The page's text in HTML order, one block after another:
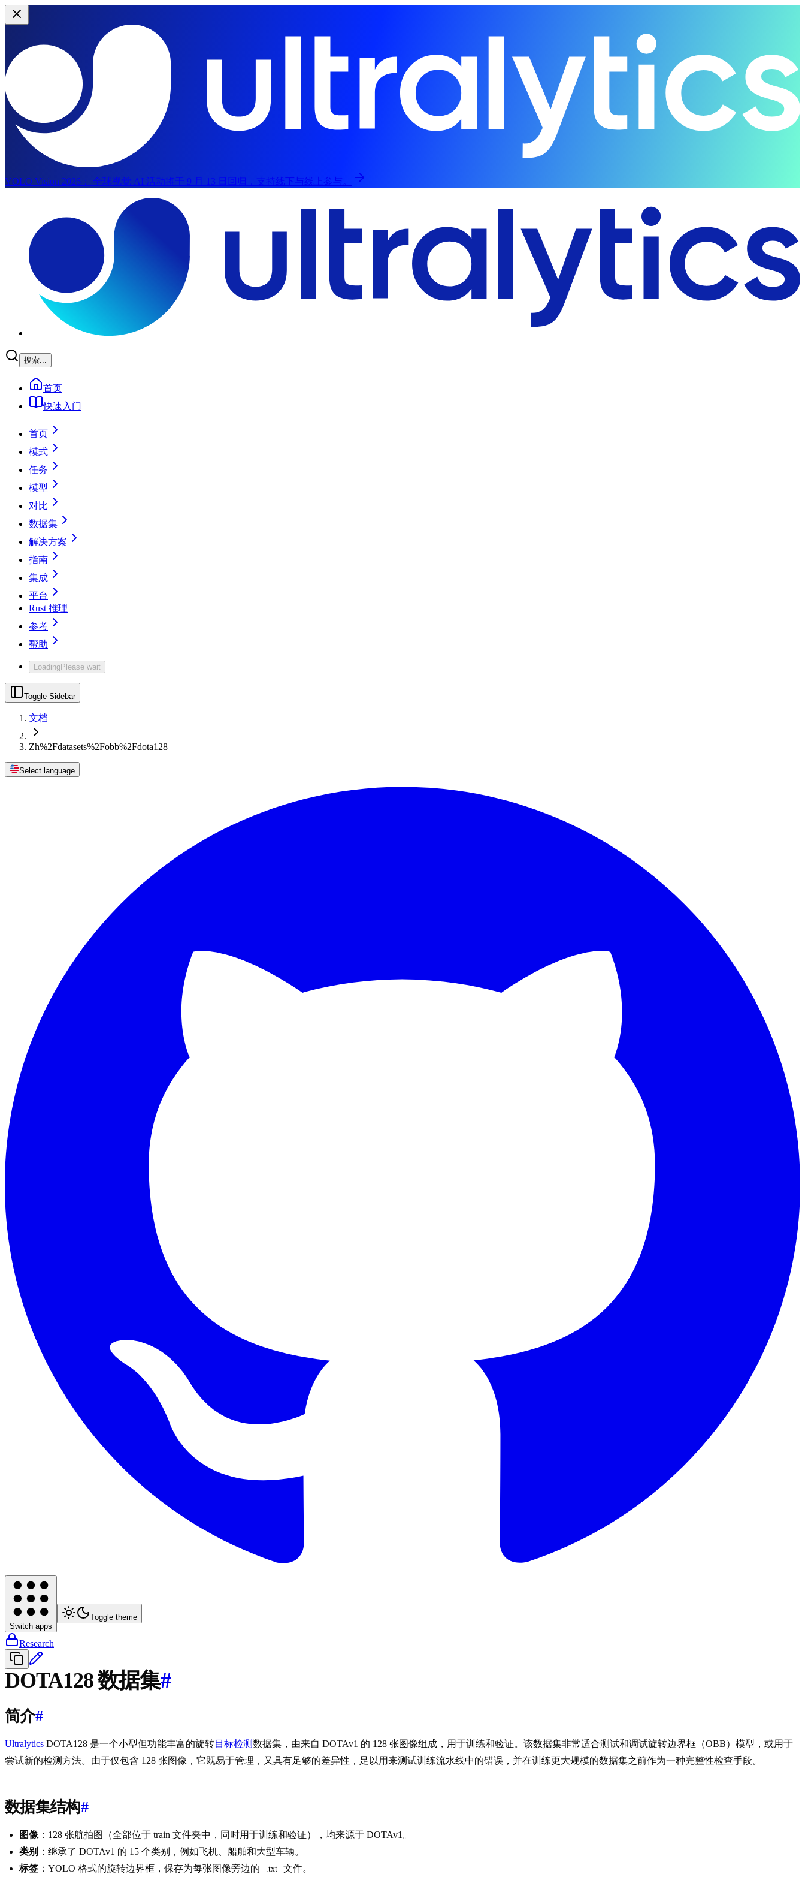
YOLO Vision 2026：
全球视觉 AI 活动将于 9 月 13 日回归，支持线下与线上参与。
搜索...
首页
快速入门
首页
模式
任务
模型
对比
数据集
解决方案
指南
集成
平台
Rust 推理
参考
帮助
LoadingPlease wait
Toggle Sidebar
文档
Zh%2Fdatasets%2Fobb%2Fdota128
Select language
Switch apps
Toggle theme
Research
DOTA128 数据集#
简介#
Ultralytics DOTA128 是一个小型但功能丰富的旋转目标检测数据集，由来自 DOTAv1 的 128 张图像组成，用于训练和验证。该数据集非常适合测试和调试旋转边界框（OBB）模型，或用于
尝试新的检测方法。由于仅包含 128 张图像，它既易于管理，又具有足够的差异性，足以用来测试训练流水线中的错误，并在训练更大规模的数据集之前作为一种完整性检查手段。
数据集结构#
图像 ：128 张航拍图（全部位于 train 文件夹中，同时用于训练和验证），均来源于 DOTAv1。
类别 ：继承了 DOTAv1 的 15 个类别，例如飞机、船舶和大型车辆。
标签 ：YOLO 格式的旋转边界框，保存为每张图像旁边的 .txt 文件。